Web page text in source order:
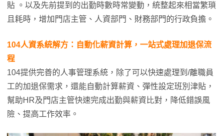
貼 。以及先前提到的出勤時數時常變動，統整起來相當繁瑣
且耗時，增加門店主管、人資部門、財務部門的行政負擔。
104人資系統解方 ：自動化薪資計算，一站式處理加退保流
程
104提供完善的人事管理系統，除了可以快速處理到/離職員
工的加退保需求，還能自動計算薪資、彈性設定班別津貼，
幫助HR及門店主管快速完成出勤與薪資比對，降低錯誤風
險、提高工作效率。